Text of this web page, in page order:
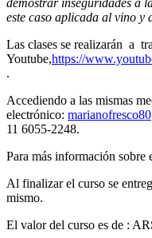
demostrar inseguridades a
este caso aplicada al vino y
Las clases se realizarán a
Youtube,https://
.
Accediendo a las mismas
electrónico:
11 6055-2248.
Para más información sobre
Al finalizar el curso se
mismo.
El valor del curso es de :